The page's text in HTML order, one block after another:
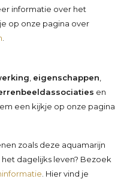
informatie over het
op onze pagina over
eigenschappen
en
een kijkje op onze pagina
zoals deze aquamarijn
dagelijks leven? Bezoek
. Hier vind je